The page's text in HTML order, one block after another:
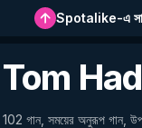
Spotalike-এ
Tom
102 গান, সময়ের অনুরূপ গান,